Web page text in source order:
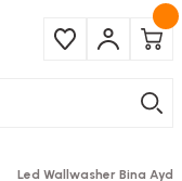
Led Wallwasher Bina